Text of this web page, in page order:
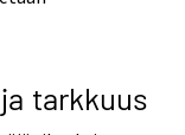
tarkkuus